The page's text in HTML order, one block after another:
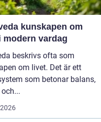
om
modern vardag
beskrivs ofta som
om livet. Det är ett
som betonar balans,